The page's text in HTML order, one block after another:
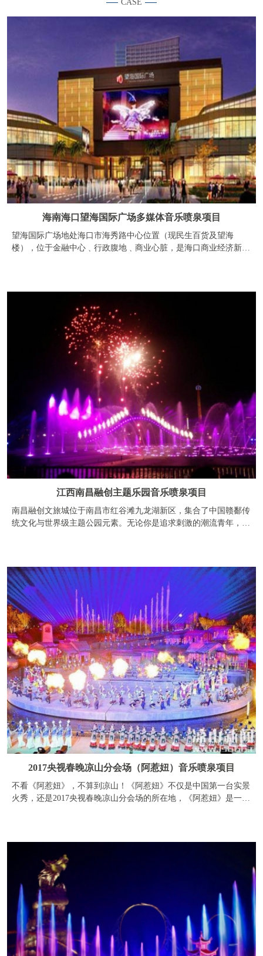
海南海口望海国际广场多媒体音乐喷泉项目
望海国际广场地处海口市海秀路中心位置（现民生百货及望海
楼），位于金融中心﹑行政腹地﹑商业心脏，是海口商业经济新纪
元的象征，是海口市乃至海南区域人流量最大的繁华商业区，具有
绝对优势的商业氛围。周边基础设施完善，商业﹑金融﹑文化﹑娱
乐和市政配套齐全。望海
江西南昌融创主题乐园音乐喷泉项目
南昌融创文旅城位于南昌市红谷滩九龙湖新区，集合了中国赣鄱传
统文化与世界级主题公园元素。无论你是追求刺激的潮流青年，寻
找浪漫的甜蜜情侣，还是想要给孩子一个梦幻童年的家长，南昌融
创乐园都可以满足你。融创乐园中国内最长的木质过山车“竹林绿
蟒”、最高最快的过
2017央视春晚凉山分会场（阿惹妞）音乐喷泉项目
不看《阿惹妞》，不算到凉山！《阿惹妞》不仅是中国第一台实景
火秀，还是2017央视春晚凉山分会场的所在地，《阿惹妞》是一首
情歌，一方情感，更是一种情怀“火”作为彝族的生命图腾贯穿全
剧，从民族源起的脚步，到彝人世俗风情的展开，从阿惹妞情与爱
的相遇相知到火